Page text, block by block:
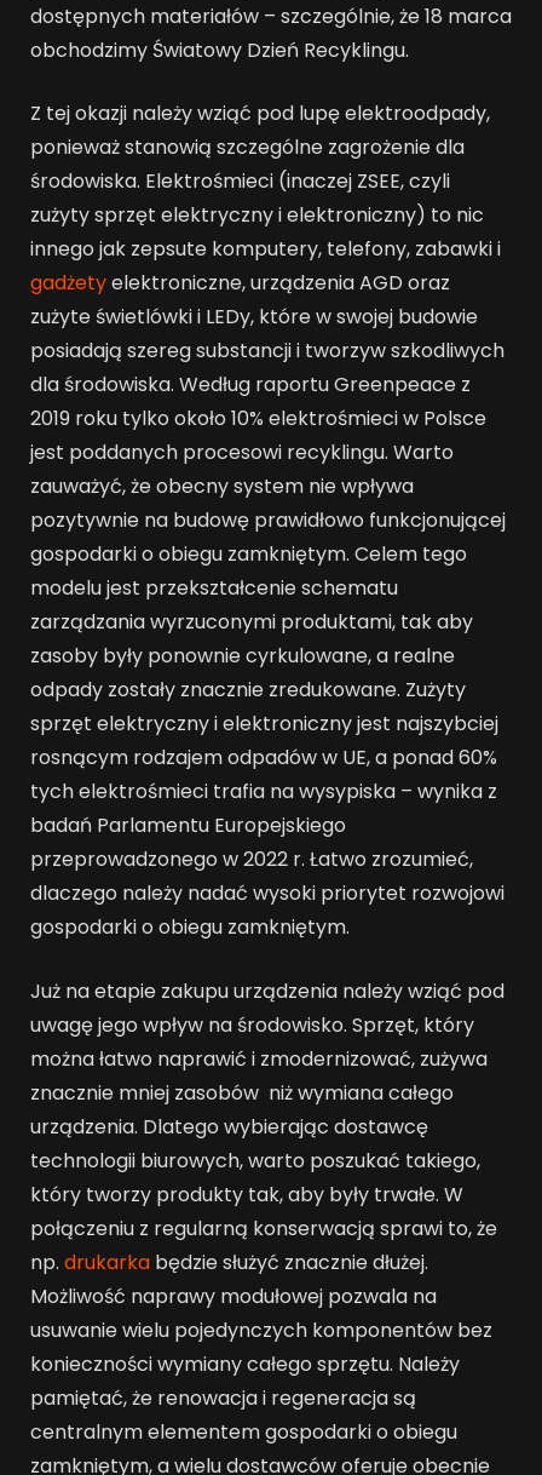
dostępnych materiałów – szczególnie, że 18 marca
obchodzimy Światowy Dzień Recyklingu.
Z tej okazji należy wziąć pod lupę elektroodpady,
ponieważ stanowią szczególne zagrożenie dla
środowiska. Elektrośmieci (inaczej ZSEE, czyli
zużyty sprzęt elektryczny i elektroniczny) to nic
innego jak zepsute komputery, telefony, zabawki i
gadżetyelektroniczne, urządzenia AGD oraz
zużyte świetlówki i LEDy, które w swojej budowie
posiadają szereg substancji i tworzyw szkodliwych
dla środowiska. Według raportu Greenpeace z
2019 roku tylko około 10% elektrośmieci w Polsce
jest poddanych procesowi recyklingu. Warto
zauważyć, że obecny system nie wpływa
pozytywnie na budowę prawidłowo funkcjonującej
gospodarki o obiegu zamkniętym. Celem tego
modelu jest przekształcenie schematu
zarządzania wyrzuconymi produktami, tak aby
zasoby były ponownie cyrkulowane, a realne
odpady zostały znacznie zredukowane. Zużyty
sprzęt elektryczny i elektroniczny jest najszybciej
rosnącym rodzajem odpadów w UE, a ponad 60%
tych elektrośmieci trafia na wysypiska – wynika z
badań Parlamentu Europejskiego
przeprowadzonego w 2022 r. Łatwo zrozumieć,
dlaczego należy nadać wysoki priorytet rozwojowi
gospodarki o obiegu zamkniętym.
Już na etapie zakupu urządzenia należy wziąć pod
uwagę jego wpływ na środowisko. Sprzęt, który
można łatwo naprawić i zmodernizować, zużywa
znacznie mniej zasobów niż wymiana całego
urządzenia. Dlatego wybierając dostawcę
technologii biurowych, warto poszukać takiego,
który tworzy produkty tak, aby były trwałe. W
połączeniu z regularną konserwacją sprawi to, że
np. drukarka będzie służyć znacznie dłużej.
Możliwość naprawy modułowej pozwala na
usuwanie wielu pojedynczych komponentów bez
konieczności wymiany całego sprzętu. Należy
pamiętać, że renowacja i regeneracja są
centralnym elementem gospodarki o obiegu
zamkniętym, a wielu dostawców oferuje obecnie